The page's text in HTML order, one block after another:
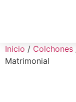
Inicio / Colchones
Matrimonial